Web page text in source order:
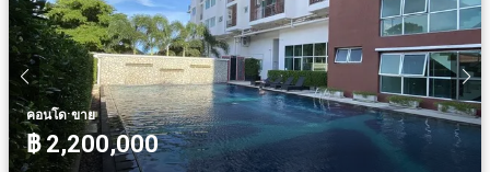
คอนโด·ขาย
฿ 2,200,000